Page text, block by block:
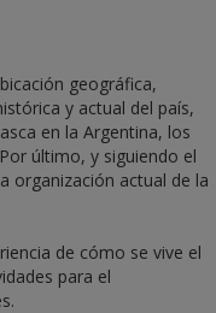
geográfica,
y actual del país,
en la Argentina, los
último, y siguiendo el
organización actual de la
de cómo se vive el
para el